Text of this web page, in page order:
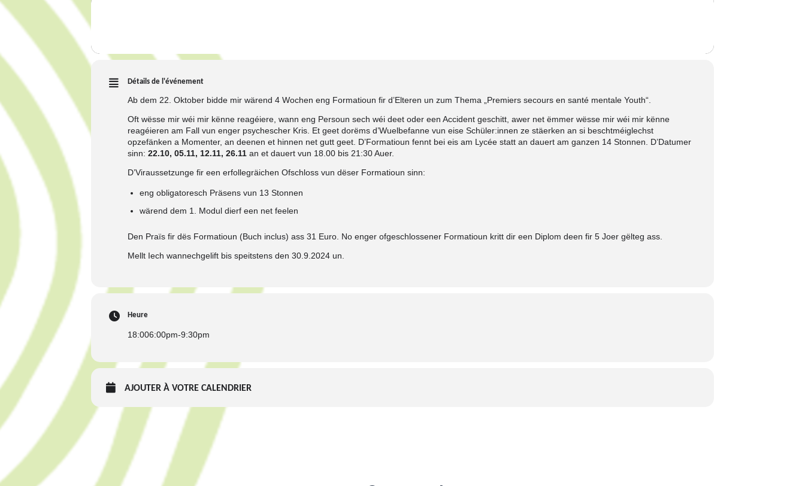
Détails de l'événement
Ab dem 22. Oktober bidde mir wärend 4 Wochen eng Formatioun fir d’Elteren un zum Thema „Premiers secours en santé mentale Youth“.
Oft wësse mir wéi mir kënne reagéiere, wann eng Persoun sech wéi deet oder een Accident geschitt, awer net ëmmer wësse mir wéi mir kënne
reagéieren am Fall vun enger psychescher Kris. Et geet dorëms d’Wuelbefanne vun eise Schüler:innen ze stäerken an si beschtméiglechst
opzefänken a Momenter, an deenen et hinnen net gutt geet. D’Formatioun fennt bei eis am Lycée statt an dauert am ganzen 14 Stonnen. D’Datumer
sinn: 22.10, 05.11, 12.11, 26.11 an et dauert vun 18.00 bis 21:30 Auer.
D’Viraussetzunge fir een erfollegräichen Ofschloss vun dëser Formatioun sinn:
eng obligatoresch Präsens vun 13 Stonnen
wärend dem 1. Modul dierf een net feelen
Den Praïs fir dës Formatioun (Buch inclus) ass 31 Euro. No enger ofgeschlossener Formatioun kritt dir een Diplom deen fir 5 Joer gëlteg ass.
Mellt Iech wannechgelift bis speitstens den 30.9.2024 un.
Heure
18:006:00pm-9:30pm
AJOUTER À VOTRE CALENDRIER